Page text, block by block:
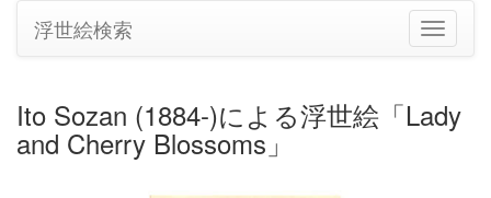
ナ
ビ
シ
浮世絵検索
Ito Sozan (1884-)による浮世絵「Lady
and Cherry Blossoms」